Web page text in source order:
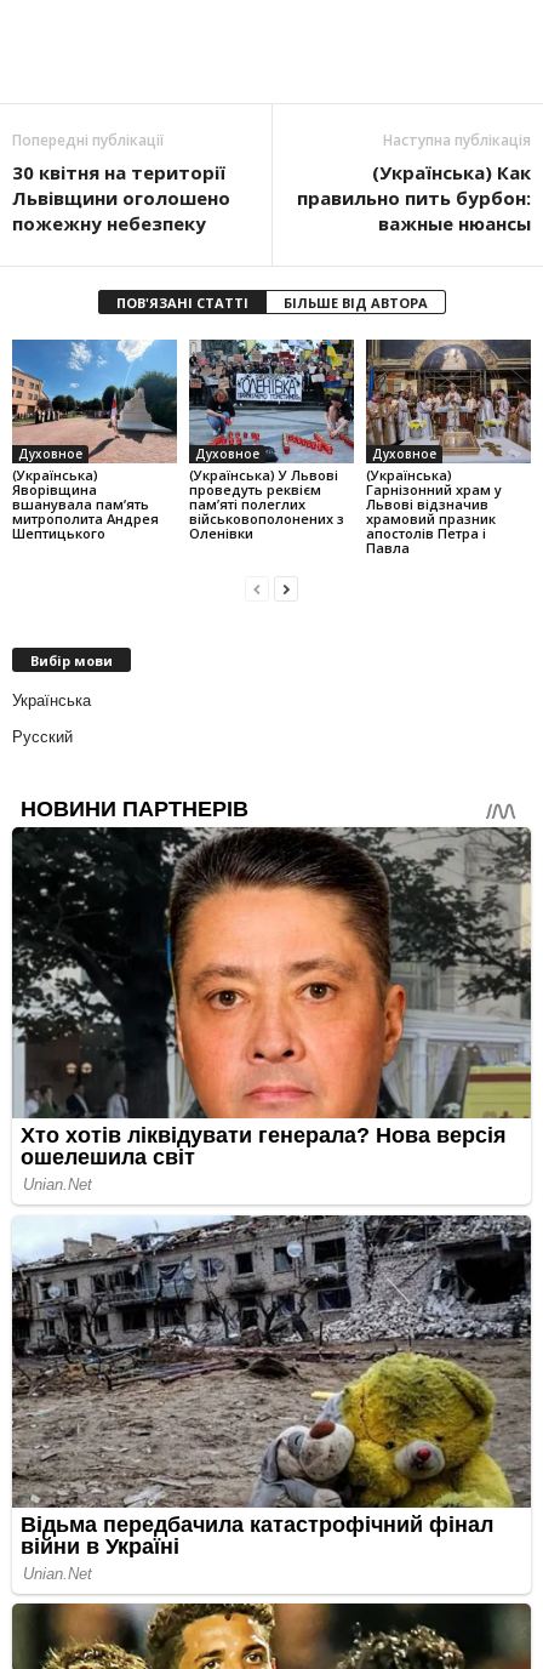
Попередні публікації
30 квітня на території
Львівщини оголошено
пожежну небезпеку
Наступна публікація
(Українська) Как
правильно пить бурбон:
важные нюансы
ПОВ'ЯЗАНІ СТАТТІ БІЛЬШЕ ВІД АВТОРА
Духовное
(Українська)
Яворівщина
вшанувала памʼять
митрополита Андрея
Шептицького
Духовное
(Українська) У Львові
проведуть реквієм
пам’яті полеглих
військовополонених з
Оленівки
Духовное
(Українська)
Гарнізонний храм у
Львові відзначив
храмовий празник
апостолів Петра і
Павла
Вибір мови
Українська
Русский